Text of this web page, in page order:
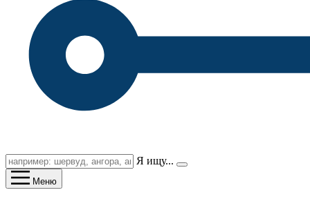
Я ищу...
Меню